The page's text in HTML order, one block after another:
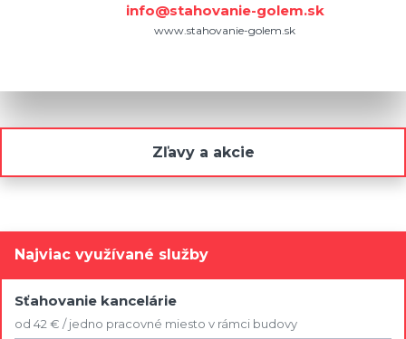
info@stahovanie-golem.sk
www.stahovanie-golem.sk
Zľavy a akcie
Najviac využívané služby
Sťahovanie kancelárie
od 42 € / jedno pracovné miesto v rámci budovy